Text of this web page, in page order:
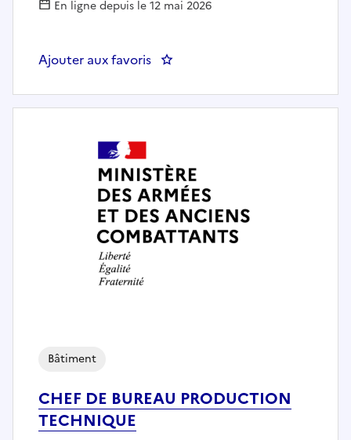
En ligne depuis le 12 mai 2026
Ajouter aux favoris : CHEF DE CELLULE GESTION
CHEF DE BUREAU PRODUCTION
TECHNIQUE
Bâtiment